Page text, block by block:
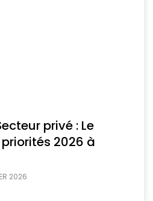
privé : Le
priorités 2026 à
2026